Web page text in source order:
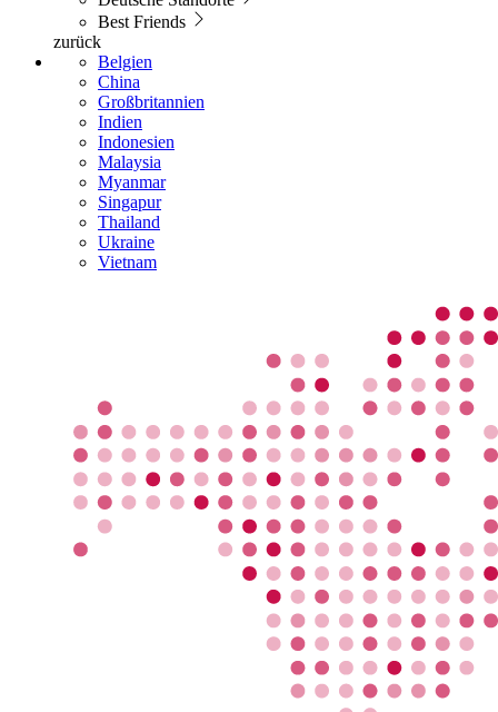
Best Friends
zurück
Belgien
China
Großbritannien
Indien
Indonesien
Malaysia
Myanmar
Singapur
Thailand
Ukraine
Vietnam